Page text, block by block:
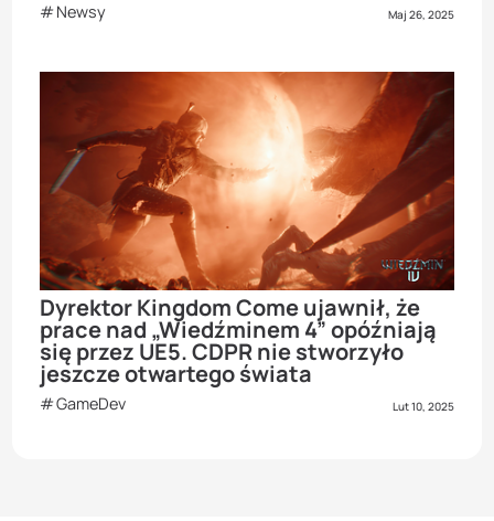
Newsy Maj 26, 2025
Dyrektor Kingdom Come ujawnił, że
prace nad „Wiedźminem 4” opóźniają
się przez UE5. CDPR nie stworzyło
jeszcze otwartego świata
GameDev Lut 10, 2025